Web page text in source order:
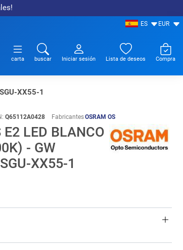
ES EUR
carta buscar Iniciar sesión Lista de deseos Compra
XX55-1
Q65112A0428 FabricantesOSRAM OS
LED BLANCO
- GW
XX55-1